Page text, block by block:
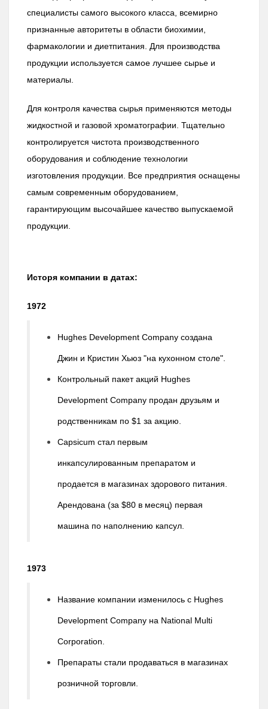
специалисты самого высокого класса, всемирно
признанные авторитеты в области биохимии,
фармакологии и диетпитания. Для производства
продукции используется самое лучшее сырье и
материалы.
Для контроля качества сырья применяются методы
жидкостной и газовой хроматографии. Тщательно
контролируется чистота производственного
оборудования и соблюдение технологии
изготовления продукции. Все предприятия оснащены
самым современным оборудованием,
гарантирующим высочайшее качество выпускаемой
продукции.
Исторя компании в датах:
1972
Hughes Development Company создана
Джин и Кристин Хьюз "на кухонном столе".
Контрольный пакет акций Hughes
Development Company продан друзьям и
родственникам по $1 за акцию.
Capsicum стал первым
инкапсулированным препаратом и
продается в магазинах здорового питания.
Арендована (за $80 в месяц) первая
машина по наполнению капсул.
1973
Название компании изменилось с Hughes
Development Company на National Multi
Corporation.
Препараты стали продаваться в магазинах
розничной торговли.